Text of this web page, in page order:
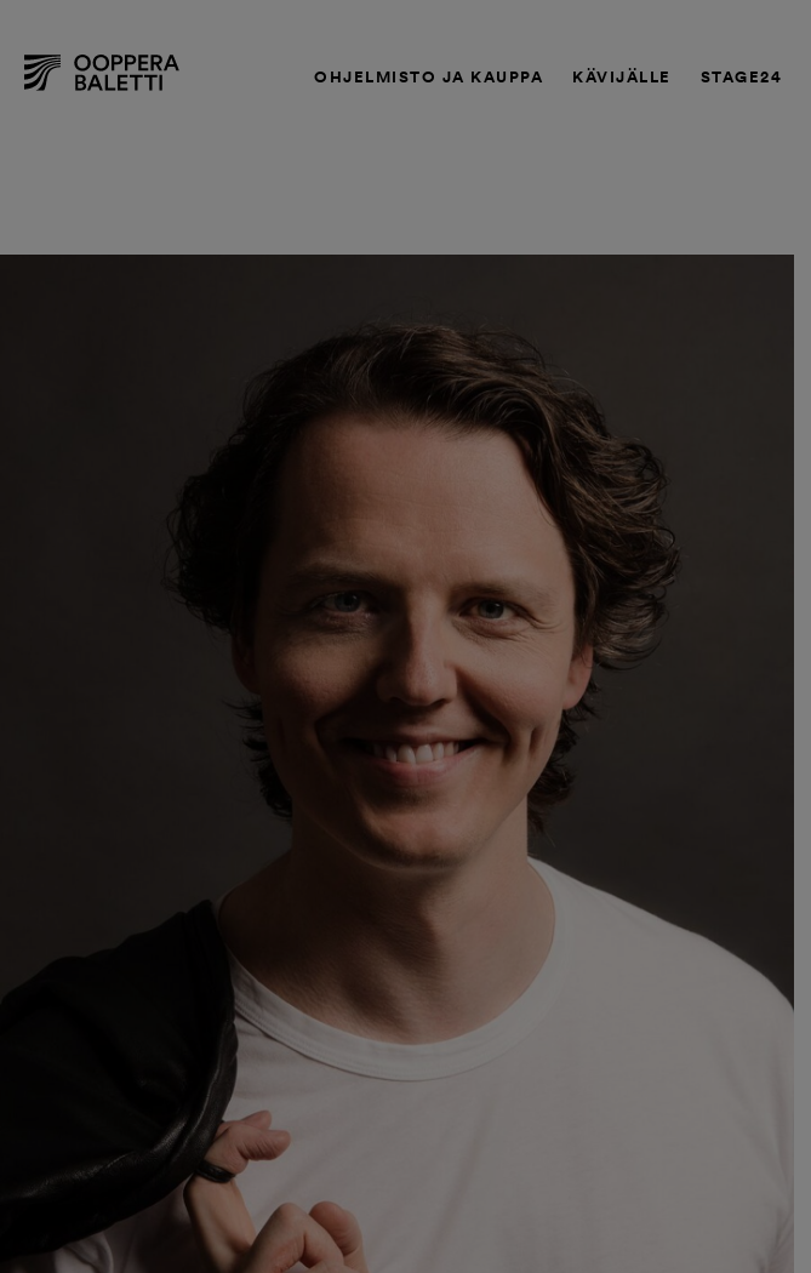
OHJELMISTO JA KAUPPA KÄVIJÄLLE STAGE24